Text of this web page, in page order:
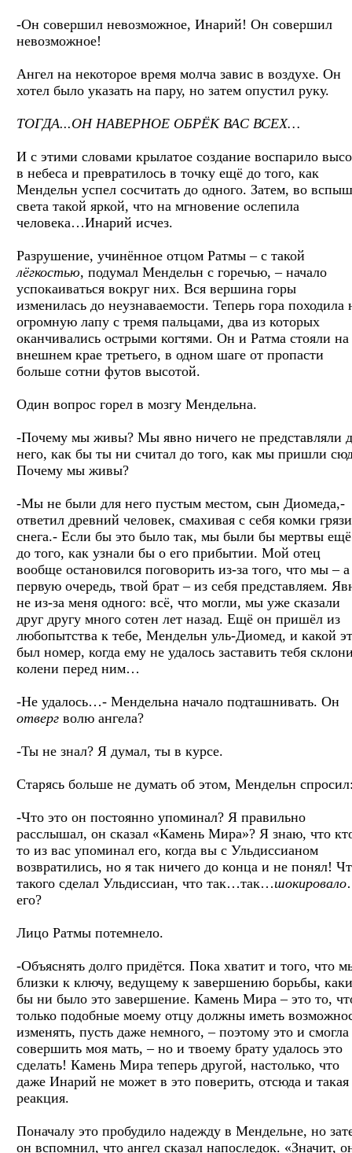
-Он совершил невозможное, Инарий! Он совершил
невозможное!
Ангел на некоторое время молча завис в воздухе. Он
хотел было указать на пару, но затем опустил руку.
ТОГДА...ОН НАВЕРНОЕ ОБРЁК ВАС ВСЕХ…
И с этими словами крылатое создание воспарило
в небеса и превратилось в точку ещё до того, как
Мендельн успел сосчитать до одного. Затем, во
света такой яркой, что на мгновение ослепила
человека…Инарий исчез.
Разрушение, учинённое отцом Ратмы – с такой
лёгкостью, подумал Мендельн с горечью, – начало
успокаиваться вокруг них. Вся вершина горы
изменилась до неузнаваемости. Теперь гора походила
огромную лапу с тремя пальцами, два из которых
оканчивались острыми когтями. Он и Ратма стояли на
внешнем крае третьего, в одном шаге от пропасти
больше сотни футов высотой.
Один вопрос горел в мозгу Мендельна.
-Почему мы живы? Мы явно ничего не представляли
него, как бы ты ни считал до того, как мы пришли
Почему мы живы?
-Мы не были для него пустым местом, сын Диомеда,-
ответил древний человек, смахивая с себя комки
снега.- Если бы это было так, мы были бы мертвы ещё
до того, как узнали бы о его прибытии. Мой отец
вообще остановился поговорить из-за того, что мы –
первую очередь, твой брат – из себя представляем.
не из-за меня одного: всё, что могли, мы уже сказали
друг другу много сотен лет назад. Ещё он пришёл из
любопытства к тебе, Мендельн уль-Диомед, и какой
был номер, когда ему не удалось заставить тебя
колени перед ним…
-Не удалось…- Мендельна начало подташнивать. Он
отверг волю ангела?
-Ты не знал? Я думал, ты в курсе.
Старясь больше не думать об этом, Мендельн
-Что это он постоянно упоминал? Я правильно
расслышал, он сказал «Камень Мира»? Я знаю, что
то из вас упоминал его, когда вы с Ульдиссианом
возвратились, но я так ничего до конца и не понял!
такого сделал Ульдиссиан, что так…так…шокировало
его?
Лицо Ратмы потемнело.
-Объяснять долго придётся. Пока хватит и того, что
близки к ключу, ведущему к завершению борьбы,
бы ни было это завершение. Камень Мира – это то,
только подобные моему отцу должны иметь
изменять, пусть даже немного, – поэтому это и смогла
совершить моя мать, – но и твоему брату удалось это
сделать! Камень Мира теперь другой, настолько, что
даже Инарий не может в это поверить, отсюда и такая
реакция.
Поначалу это пробудило надежду в Мендельне, но
он вспомнил, что ангел сказал напоследок. «Значит,